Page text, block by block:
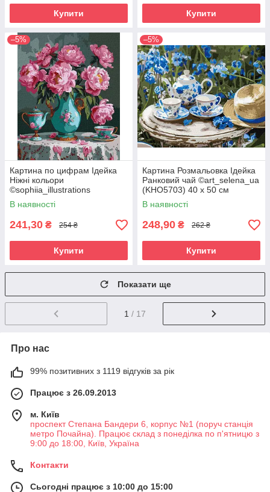
Купити Купити
–5%
Картина по цифрам Ідейка
Ніжні кольори
©sophiia_іllustrations
(KHO5709) 40 х 50 см
В наявності
241,30 ₴ 254 ₴
Купити
–5%
Картина Розмальовка Ідейка
Ранковий чай ©art_selena_ua
(KHO5703) 40 х 50 см
В наявності
248,90 ₴ 262 ₴
Купити
Показати ще
1 / 17
Про нас
99% позитивних з 1119 відгуків за рік
Працює з 26.09.2013
м. Київ
проспект Степана Бандери 6, корпус №1 (поруч станція
метро Почайна). Працює склад з понеділка по п'ятницю з
9:00 до 18:00, Київ, Україна
Контакти
Сьогодні працює з 10:00 до 15:00